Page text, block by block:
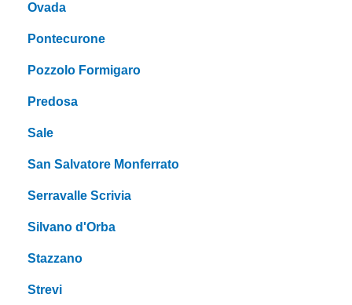
Ovada
Pontecurone
Pozzolo Formigaro
Predosa
Sale
San Salvatore Monferrato
Serravalle Scrivia
Silvano d'Orba
Stazzano
Strevi